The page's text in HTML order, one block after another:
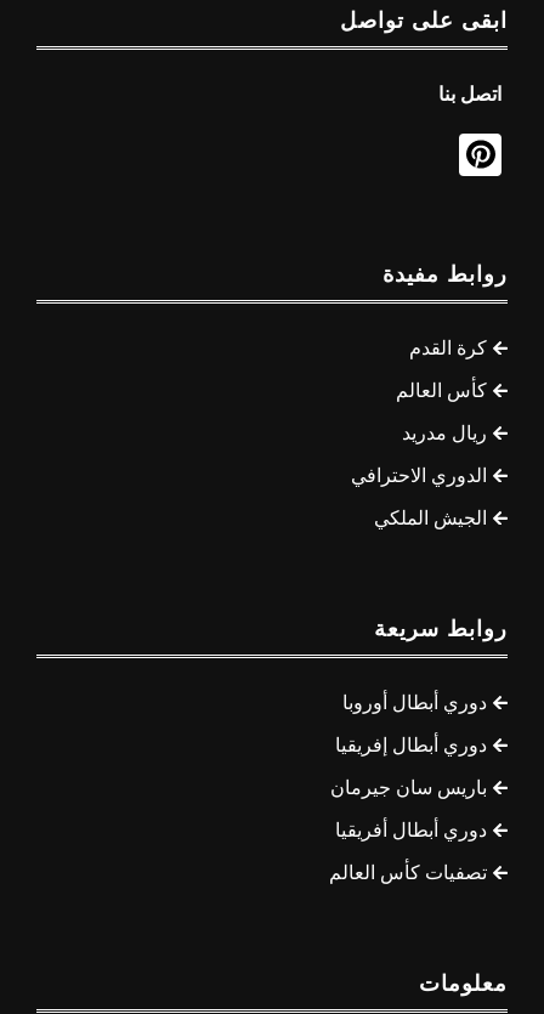
ابقى على تواصل
اتصل بنا
روابط مفيدة
كرة القدم
كأس العالم
ريال مدريد
الدوري الاحترافي
الجيش الملكي
روابط سريعة
دوري أبطال أوروبا
دوري أبطال إفريقيا
باريس سان جيرمان
دوري أبطال أفريقيا
تصفيات كأس العالم
معلومات